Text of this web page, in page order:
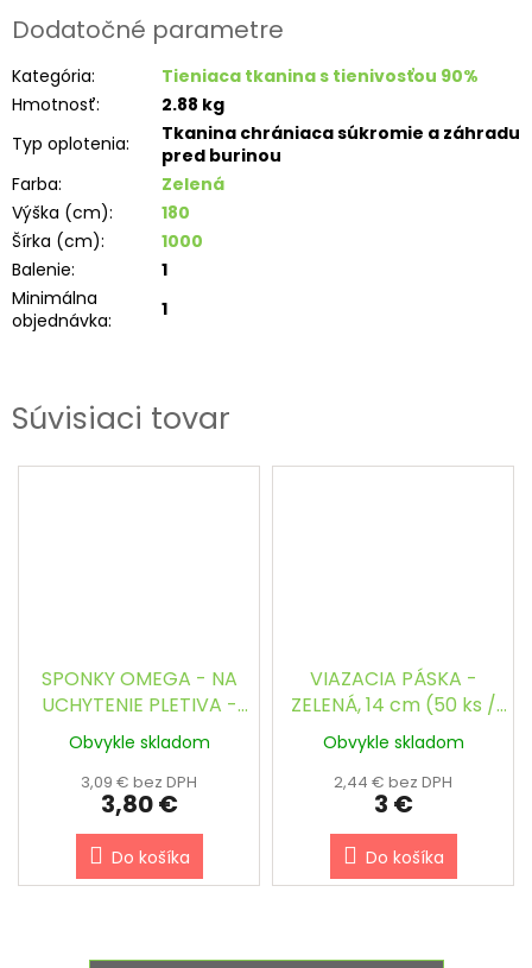
Dodatočné parametre
Kategória:
Tieniaca tkanina s tienivosťou 90%
Hmotnosť:
2.88 kg
Typ oplotenia:
Tkanina chrániaca súkromie a záhradu
pred burinou
Farba:
Zelená
Výška (cm):
180
Šírka (cm):
1000
Balenie:
1
Minimálna
objednávka: 1
Súvisiaci tovar
SPONKY OMEGA - NA
UCHYTENIE PLETIVA -
ZELENÉ (200 ks / bal.)
Obvykle skladom
3,09 € bez DPH
3,80 €
Do košíka
VIAZACIA PÁSKA -
ZELENÁ, 14 cm (50 ks /
bal.)
Obvykle skladom
2,44 € bez DPH
3 €
Do košíka